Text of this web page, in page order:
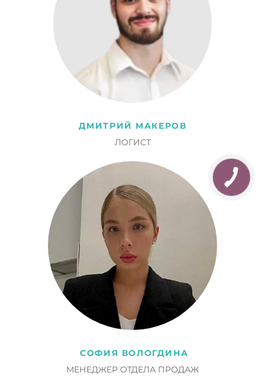
ДМИТРИЙ МАКЕРОВ
ЛОГИСТ
СОФИЯ ВОЛОГДИНА
МЕНЕДЖЕР ОТДЕЛА ПРОДАЖ